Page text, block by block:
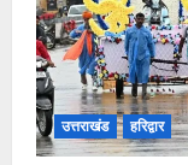
उत्तराखंड हरिद्वार